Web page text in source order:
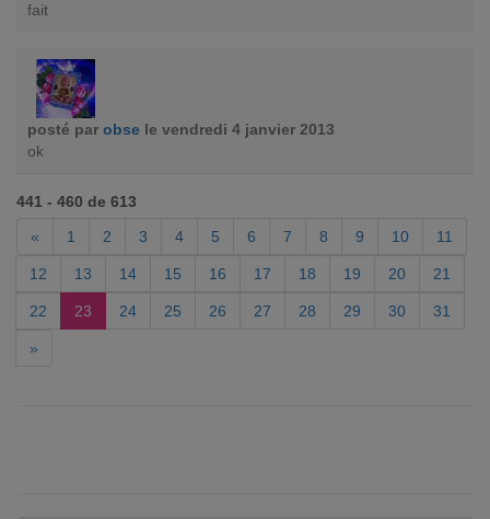
fait
posté par obse le vendredi 4 janvier 2013
ok
441 - 460 de 613
«
1 2 3 4 5 6 7 8 9 10 11
12 13 14 15 16 17 18 19 20 21
22 23 24 25 26 27 28 29 30 31
»